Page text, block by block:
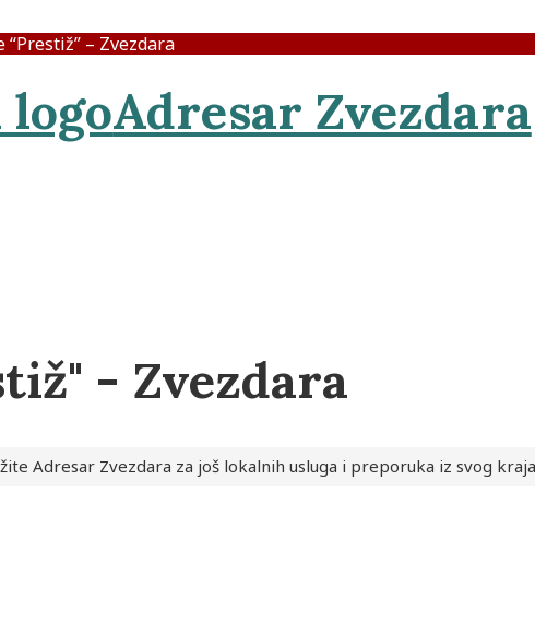
“Prestiž” – Zvezdara
Adresar Zvezdara
- Zvezdara
Adresar Zvezdara za još lokalnih usluga i preporuka iz svog kraja